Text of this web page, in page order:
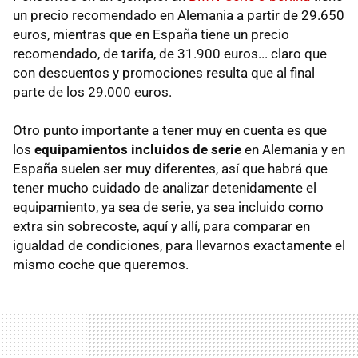
un precio recomendado en Alemania a partir de 29.650
euros, mientras que en España tiene un precio
recomendado, de tarifa, de 31.900 euros... claro que
con descuentos y promociones resulta que al final
parte de los 29.000 euros.
Otro punto importante a tener muy en cuenta es que
los equipamientos incluidos de serie en Alemania y en
España suelen ser muy diferentes, así que habrá que
tener mucho cuidado de analizar detenidamente el
equipamiento, ya sea de serie, ya sea incluido como
extra sin sobrecoste, aquí y allí, para comparar en
igualdad de condiciones, para llevarnos exactamente el
mismo coche que queremos.